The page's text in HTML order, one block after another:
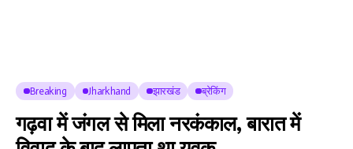
Breaking Jharkhand झारखंड ब्रेकिंग
गढ़वा में जंगल से मिला नरकंकाल, बारात में